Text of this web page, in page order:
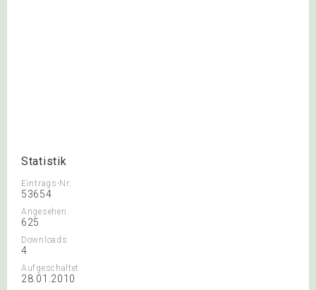
Statistik
Eintrags-Nr.
53654
Angesehen
625
Downloads
4
Aufgeschaltet
28.01.2010